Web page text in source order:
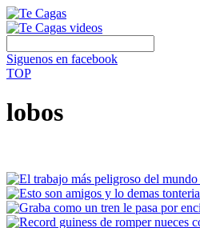
Siguenos en facebook
TOP
lobos